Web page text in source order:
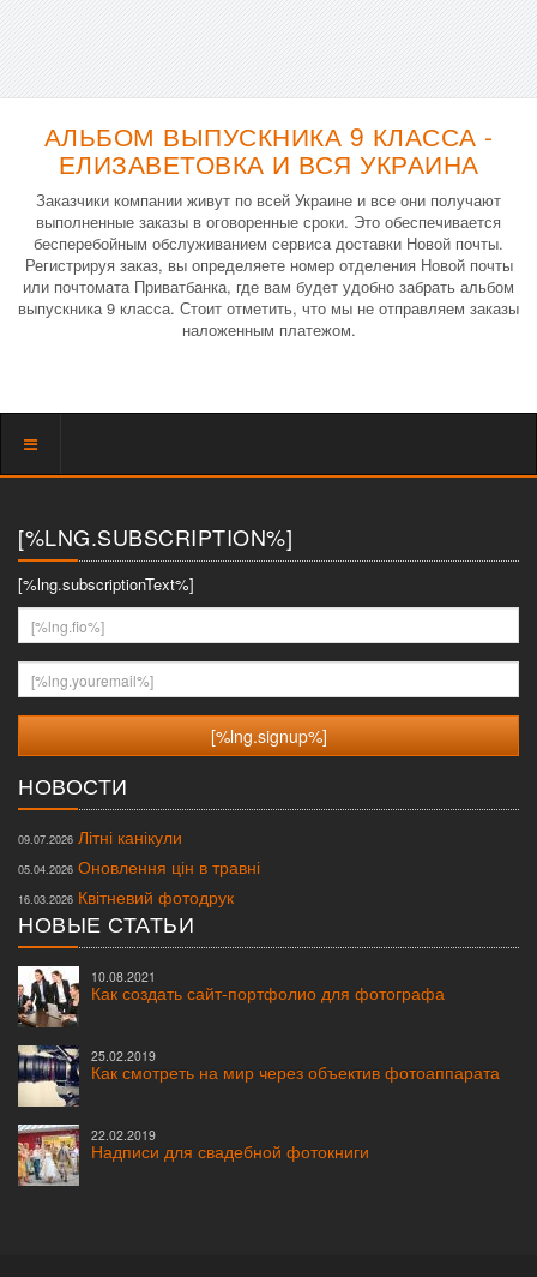
АЛЬБОМ ВЫПУСКНИКА 9 КЛАССА -
ЕЛИЗАВЕТОВКА И ВСЯ УКРАИНА
Заказчики компании живут по всей Украине и все они получают
выполненные заказы в оговоренные сроки. Это обеспечивается
бесперебойным обслуживанием сервиса доставки Новой почты.
Регистрируя заказ, вы определяете номер отделения Новой почты
или почтомата Приватбанка, где вам будет удобно забрать альбом
выпускника 9 класса. Стоит отметить, что мы не отправляем заказы
наложенным платежом.
Показать
[%LNG.SUBSCRIPTION%]
[%lng.subscriptionText%]
[%lng.fio%]
[%lng.youremail%]
НОВОСТИ
09.07.2026 Літні канікули
05.04.2026 Оновлення цін в травні
16.03.2026 Квітневий фотодрук
НОВЫЕ СТАТЬИ
10.08.2021
Как создать сайт-портфолио для фотографа
25.02.2019
Как смотреть на мир через объектив фотоаппарата
22.02.2019
Надписи для свадебной фотокниги